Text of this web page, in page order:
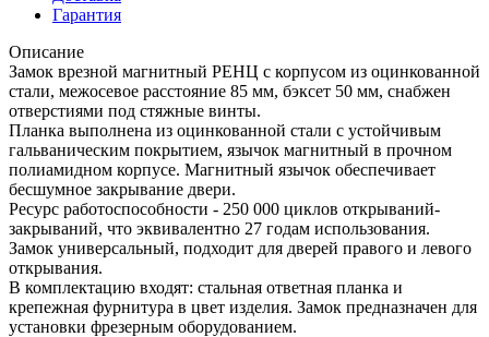
Гарантия
Описание
Замок врезной магнитный РЕНЦ с корпусом из оцинкованной
стали, межосевое расстояние 85 мм, бэксет 50 мм, снабжен
отверстиями под стяжные винты.
Планка выполнена из оцинкованной стали с устойчивым
гальваническим покрытием, язычок магнитный в прочном
полиамидном корпусе. Магнитный язычок обеспечивает
бесшумное закрывание двери.
Ресурс работоспособности - 250 000 циклов открываний-
закрываний, что эквивалентно 27 годам использования.
Замок универсальный, подходит для дверей правого и левого
открывания.
В комплектацию входят: стальная ответная планка и
крепежная фурнитура в цвет изделия. Замок предназначен для
установки фрезерным оборудованием.